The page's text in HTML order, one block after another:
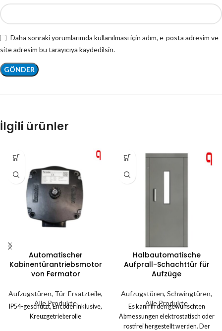
Daha sonraki yorumlarımda kullanılması için adım, e-posta adresim ve
site adresim bu tarayıcıya kaydedilsin.
İlgili ürünler
Automatischer
Kabinentürantriebsmotor
von Fermator
Aufzugstüren, Tür-Ersatzteile,
Alle Produkte
IP54-geschützt, Encoder inklusive,
Kreuzgetrieberolle
Halbautomatische
Aufprall-Schachttür für
Aufzüge
Aufzugstüren, Schwingtüren,
Alle Produkte
Es kann in den gewünschten
Abmessungen elektrostatisch oder
rostfrei hergestellt werden. Der